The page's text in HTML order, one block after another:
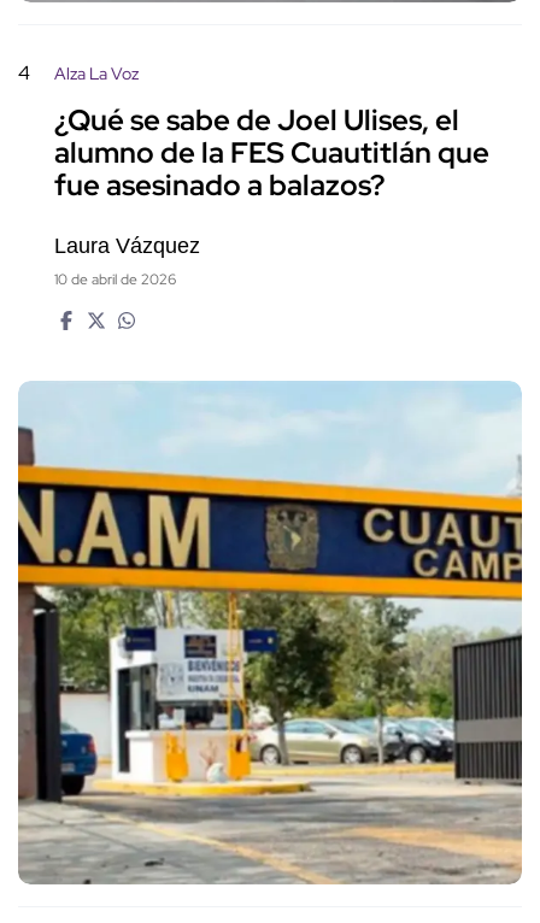
4 Alza La Voz
¿Qué se sabe de Joel Ulises, el
alumno de la FES Cuautitlán que
fue asesinado a balazos?
Laura Vázquez
10 de abril de 2026